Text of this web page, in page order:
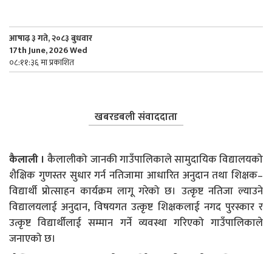
आषाढ़ ३ गते, २०८३ बुधवार
17th June, 2026 Wed
०८:११:३६ मा प्रकाशित
खबरडबली संवाददाता
कैलाली । कैलालीको जानकी गाउँपालिकाले सामुदायिक विद्यालयको
शैक्षिक गुणस्तर सुधार गर्न नतिजामा आधारित अनुदान तथा शिक्षक–
विद्यार्थी प्रोत्साहन कार्यक्रम लागू गरेको छ। उत्कृष्ट नतिजा ल्याउने
विद्यालयलाई अनुदान, विषयगत उत्कृष्ट शिक्षकलाई नगद पुरस्कार र
उत्कृष्ट विद्यार्थीलाई सम्मान गर्ने व्यवस्था गरिएको गाउँपालिकाले
जनाएको छ।